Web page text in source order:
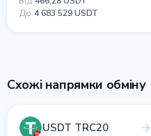
До 4 683 529 USDT
Схожі напрямки обміну
USDT TRC20